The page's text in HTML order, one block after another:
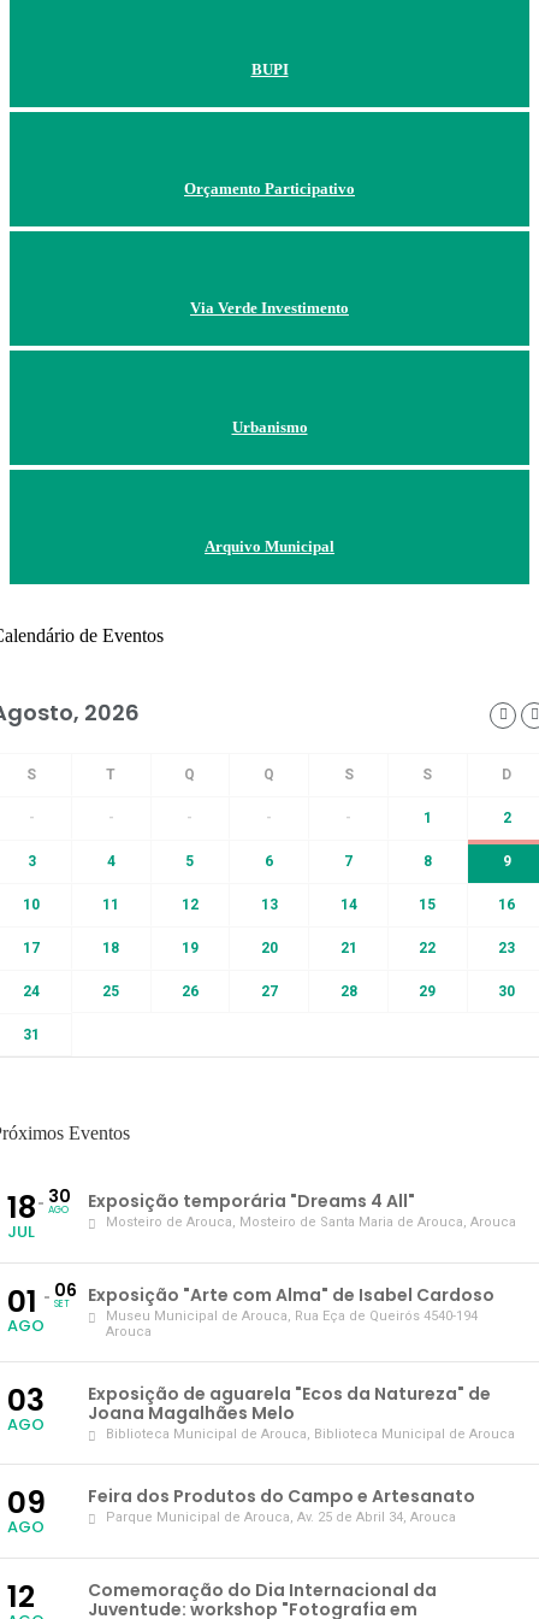
BUPI
Orçamento Participativo
Via Verde Investimento
Urbanismo
Arquivo Municipal
de Eventos
2026
- - - - - 1 2
3 4 5 6 7 8 9
10 11 12 13 14 15 16
17 18 19 20 21 22 23
24 25 26 27 28 29 30
31
Eventos
18
JUL
30
AGO Exposição temporária "Dreams 4 All"
Mosteiro de Arouca, Mosteiro de Santa Maria de Arouca, Arouca
01
AGO
06
SET Exposição "Arte com Alma" de Isabel Cardoso
Museu Municipal de Arouca, Rua Eça de Queirós 4540-194
Arouca
03
AGO
Exposição de aguarela "Ecos da Natureza" de
Joana Magalhães Melo
Biblioteca Municipal de Arouca, Biblioteca Municipal de Arouca
09
AGO
Feira dos Produtos do Campo e Artesanato
Parque Municipal de Arouca, Av. 25 de Abril 34, Arouca
12
Comemoração do Dia Internacional da
Juventude: workshop "Fotografia em